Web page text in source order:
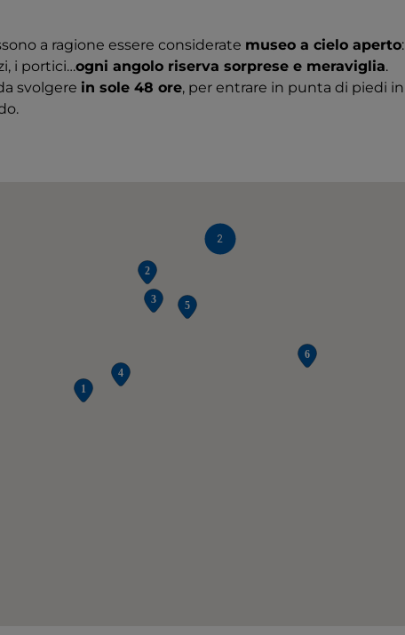
a ragione essere considerate museo a cielo aperto:
i portici…ogni angolo riserva sorprese e meraviglia.
svolgere in sole 48 ore, per entrare in punta di piedi in
2